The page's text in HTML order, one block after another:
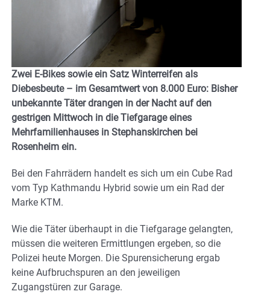
Zwei E-Bikes sowie ein Satz Winterreifen als
Diebesbeute – im Gesamtwert von 8.000 Euro: Bisher
unbekannte Täter drangen in der Nacht auf den
gestrigen Mittwoch in die Tiefgarage eines
Mehrfamilienhauses in Stephanskirchen bei
Rosenheim ein.
Bei den Fahrrädern handelt es sich um ein Cube Rad
vom Typ Kathmandu Hybrid sowie um ein Rad der
Marke KTM.
Wie die Täter überhaupt in die Tiefgarage gelangten,
müssen die weiteren Ermittlungen ergeben, so die
Polizei heute Morgen. Die Spurensicherung ergab
keine Aufbruchspuren an den jeweiligen
Zugangstüren zur Garage.